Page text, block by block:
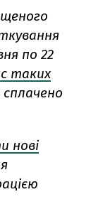
по 22
таких
нові